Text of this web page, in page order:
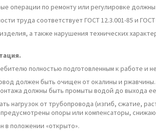
операции по ремонту или регулировке
труда соответствует ГОСТ 12.3.001-85 и
а также нарушения технических
полностью подготовленным к работе и
должен быть очищен от окалины и
должны быть промыты водой до выхода
нагрузок от трубопровода (изгиб, сжатие,
опоры или компенсаторы,
в положении «открыто».